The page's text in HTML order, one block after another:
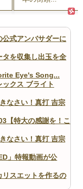
式アンバサダーに
タを収集し出玉を全
Eye's Song...
クス ブライト
なさい！真打 吉宗
【特大の感謝を！こ
なさい！真打 吉宗
」特報動画が公
スエットを作るの